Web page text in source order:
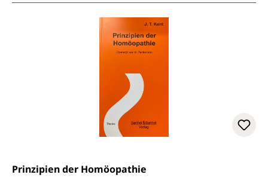
Prinzipien der Homöopathie